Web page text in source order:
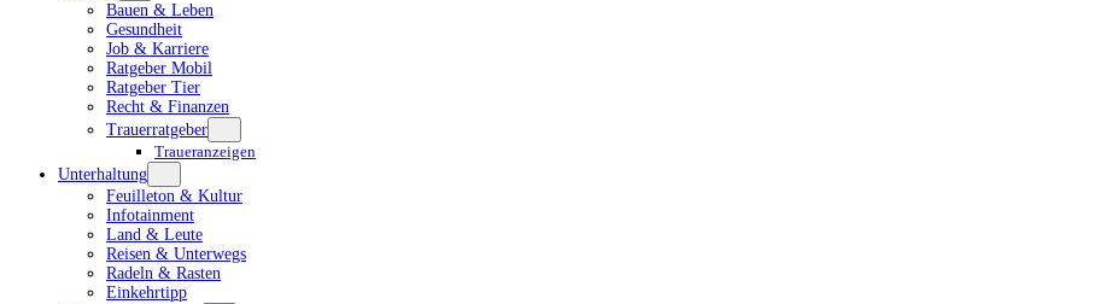
Bauen & Leben
Gesundheit
Job & Karriere
Ratgeber Mobil
Ratgeber Tier
Recht & Finanzen
Trauerratgeber
Traueranzeigen
Unterhaltung
Feuilleton & Kultur
Infotainment
Land & Leute
Reisen & Unterwegs
Radeln & Rasten
Einkehrtipp